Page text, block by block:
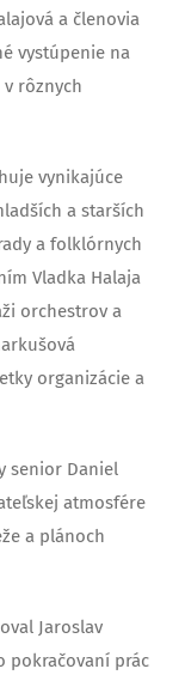
a členovia
vystúpenie na
rôznych
vynikajúce
a starších
a folklórnych
Vladka Halaja
orchestrov a
organizácie a
senior Daniel
atmosfére
a plánoch
Jaroslav
pokračovaní prác